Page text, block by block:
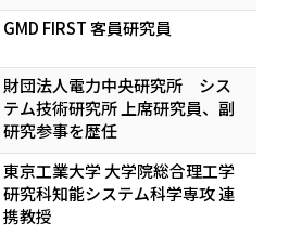
GMD FIRST 客員研究員
財団法人電力中央研究所 シス
テム技術研究所 上席研究員、副
研究参事を歴任
東京工業大学 大学院総合理工学
研究科知能システム科学専攻 連
携教授